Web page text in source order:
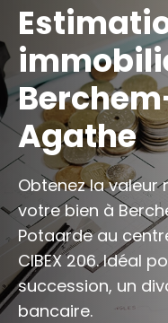
Agathe
Obtenez la valeur
votre bien à
Potaarde au
CIBEX 206. Idéal
succession, un
bancaire.